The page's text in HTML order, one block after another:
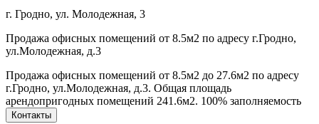
г. Гродно, ул. Молодежная, 3
Продажа офисных помещений от 8.5м2 по адресу г.Гродно,
ул.Молодежная, д.3
Продажа офисных помещений от 8.5м2 до 27.6м2 по адресу
г.Гродно, ул.Молодежная, д.3. Общая площадь
арендопригодных помещений 241.6м2. 100% заполняемость
Контакты